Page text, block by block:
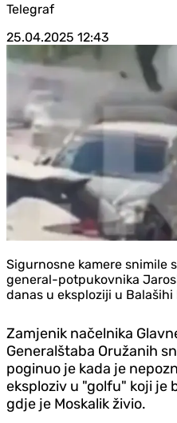
Telegraf
25.04.2025 12:43
Sigurnosne kamere snimile
general-potpukovnika
danas u eksploziji u Balašihi
Zamjenik načelnika
Generalštaba Oružanih
poginuo je kada je
eksploziv u "golfu" koji je
gdje je Moskalik živio.